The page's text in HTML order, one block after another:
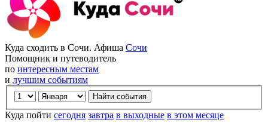
Куда сходить в Сочи. Афиша Сочи
Помощник и путеводитель
по интересным местам
и лучшим событиям
Куда пойти сегодня завтра в выходные в этом месяце